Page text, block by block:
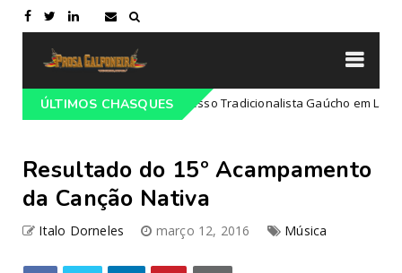
ÚLTIMOS CHASQUES
Programação do 68º Congresso Tradicionalista Gaúcho em Lajeado-RS
Resultado do 15º Acampamento
da Canção Nativa
Italo Dorneles março 12, 2016 Música